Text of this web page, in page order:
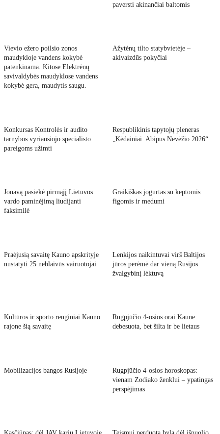
paversti akinančiai baltomis
Vievio ežero poilsio zonos
maudykloje vandens kokybė
patenkinama. Kitose Elektrėnų
savivaldybės maudyklose vandens
kokybė gera, maudytis saugu.
Ažytėnų tilto statybvietėje –
akivaizdūs pokyčiai
Konkursas Kontrolės ir audito
tarnybos vyriausiojo specialisto
pareigoms užimti
Respublikinis tapytojų pleneras
„Kėdainiai. Abipus Nevėžio 2026“
Jonavą pasiekė pirmąjį Lietuvos
vardo paminėjimą liudijanti
faksimilė
Graikiškas jogurtas su keptomis
figomis ir medumi
Praėjusią savaitę Kauno apskrityje
nustatyti 25 neblaivūs vairuotojai
Lenkijos naikintuvai virš Baltijos
jūros perėmė dar vieną Rusijos
žvalgybinį lėktuvą
Kultūros ir sporto renginiai Kauno
rajone šią savaitę
Rugpjūčio 4-osios orai Kaune:
debesuota, bet šilta ir be lietaus
Mobilizacijos bangos Rusijoje
Rugpjūčio 4-osios horoskopas:
vienam Zodiako ženklui – ypatingas
perspėjimas